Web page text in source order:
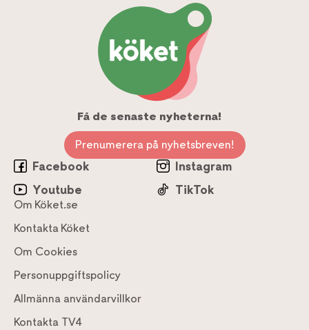
Få de senaste nyheterna!
Prenumerera på nyhetsbreven!
Facebook
Instagram
Youtube
TikTok
Om Köket.se
Kontakta Köket
Om Cookies
Personuppgiftspolicy
Allmänna användarvillkor
Kontakta TV4